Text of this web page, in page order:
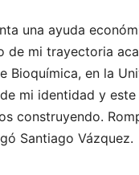
una ayuda
de mi trayectoria
Bioquímica, en la
mi identidad y
construyendo.
Santiago Vázquez.